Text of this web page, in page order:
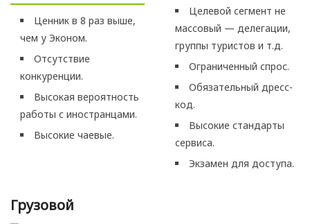
Ценник в 8 раз выше,
чем у Эконом.
Отсутствие
конкуренции.
Высокая вероятность
работы с иностранцами.
Высокие чаевые.
Целевой сегмент не
массовый — делегации,
группы туристов и т.д.
Ограниченный спрос.
Обязательный дресс-
код.
Высокие стандарты
сервиса.
Экзамен для доступа.
Грузовой